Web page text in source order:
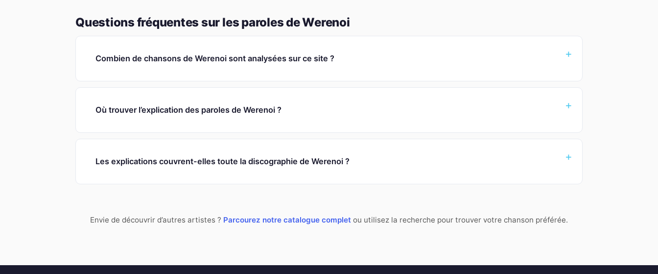
Questions fréquentes sur les paroles de Werenoi
Combien de chansons de Werenoi sont analysées sur ce site ?
Où trouver l’explication des paroles de Werenoi ?
Les explications couvrent-elles toute la discographie de Werenoi ?
Envie de découvrir d’autres artistes ? Parcourez notre catalogue complet ou utilisez la recherche pour trouver votre chanson préférée.